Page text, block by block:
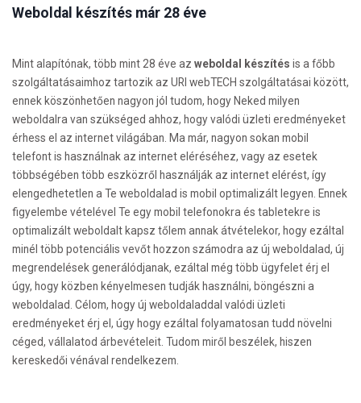
Weboldal készítés már 28 éve
Mint alapítónak, több mint 28 éve az weboldal készítés is a főbb
szolgáltatásaimhoz tartozik az URI webTECH szolgáltatásai között,
ennek köszönhetően nagyon jól tudom, hogy Neked milyen
weboldalra van szükséged ahhoz, hogy valódi üzleti eredményeket
érhess el az internet világában. Ma már, nagyon sokan mobil
telefont is használnak az internet eléréséhez, vagy az esetek
többségében több eszközről használják az internet elérést, így
elengedhetetlen a Te weboldalad is mobil optimalizált legyen. Ennek
figyelembe vételével Te egy mobil telefonokra és tabletekre is
optimalizált weboldalt kapsz tőlem annak átvételekor, hogy ezáltal
minél több potenciális vevőt hozzon számodra az új weboldalad, új
megrendelések generálódjanak, ezáltal még több ügyfelet érj el
úgy, hogy közben kényelmesen tudják használni, böngészni a
weboldalad. Célom, hogy új weboldaladdal valódi üzleti
eredményeket érj el, úgy hogy ezáltal folyamatosan tudd növelni
céged, vállalatod árbevételeit. Tudom miről beszélek, hiszen
kereskedői vénával rendelkezem.